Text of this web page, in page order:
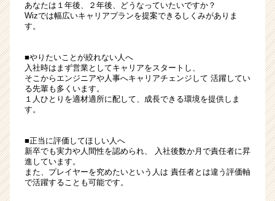
あなたは１年後、２年後、どうなっていたいですか？
Wizでは幅広いキャリアプランを提案できるしくみがありま
す。
■やりたいことが絞れない人へ
入社時はまず営業としてキャリアをスタートし、
そこからエンジニアや人事へキャリアチェンジして 活躍してい
る先輩も多くいます。
１人ひとりを適材適所に配して、成長できる環境を提供しま
す。
■正当に評価してほしい人へ
新卒でも実力や人間性を認められ、 入社後数か月で責任者に昇
進しています。
また、プレイヤーを究めたいという人は 責任者とは違う評価軸
で活躍することも可能です。